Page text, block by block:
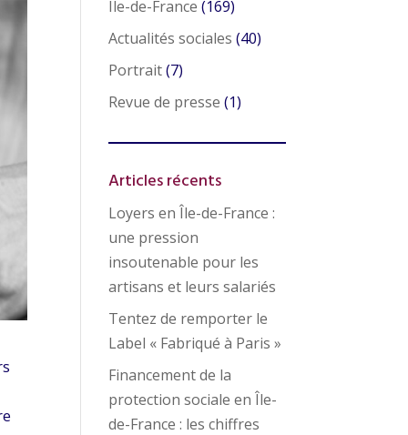
Ile-de-France (169)
Actualités sociales (40)
Portrait(7)
Revue de presse (1)
Articles récents
Loyers en Île-de-France :
une pression
insoutenable pour les
artisans et leurs salariés
Tentez de remporter le
Label « Fabriqué à Paris »
Financement de la
protection sociale en Île-
de-France : les chiffres